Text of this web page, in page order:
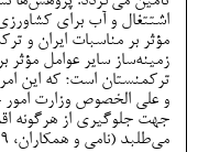
اشتتغال و آب برای کشاورزی
مؤثر بر مناسبات ایران و
زمینه‌ساز سایر عوامل مؤثر
ترکمنستان است؛ که این
و علی الخصوص وزارت
جهت جلوگیری از هرگونه
می‌طلبد (نامی و همکاران، 1399).